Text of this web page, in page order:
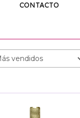
CONTACTO